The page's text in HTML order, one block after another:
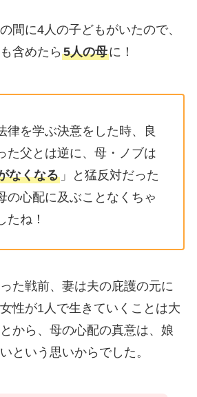
間に4人の子どもがいたので、
含めたら 5人の母に！
律を学ぶ決意をした時、良
た父とは逆に、母・ノブは
なくなる」と猛反対だった
の心配に及ぶことなくちゃ
たね！
た戦前、妻は夫の庇護の元に
性が1人で生きていくことは大
から、母の心配の真意は、娘
という思いからでした。